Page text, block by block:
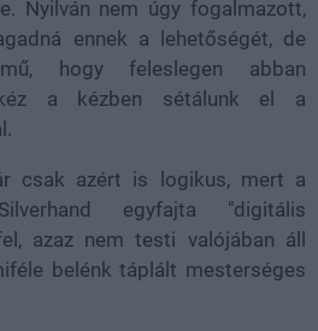
Nyilván nem úgy fogalmazott,
ennek a lehetőségét, de
hogy feleslegen abban
kéz a kézben sétálunk el a
csak azért is logikus, mert a
egyfajta "digitális
azaz nem testi valójában áll
belénk táplált mesterséges